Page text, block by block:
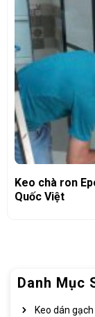
Danh Mục
Keo dán gạch
Keo chà ron
Quốc Việt